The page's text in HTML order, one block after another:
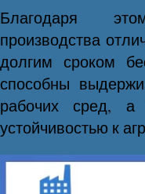
Благодаря
производства
долгим сроком
способны
рабочих сред, а
устойчивостью к